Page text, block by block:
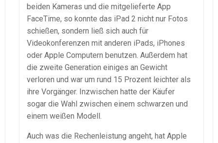
beiden Kameras und die mitgelieferte App
FaceTime, so konnte das iPad 2 nicht nur Fotos
schießen, sondern ließ sich auch für
Videokonferenzen mit anderen iPads, iPhones
oder Apple Computern benutzen. Außerdem hat
die zweite Generation einiges an Gewicht
verloren und war um rund 15 Prozent leichter als
ihre Vorgänger. Inzwischen hatte der Käufer
sogar die Wahl zwischen einem schwarzen und
einem weißen Modell.
Auch was die Rechenleistung angeht, hat Apple